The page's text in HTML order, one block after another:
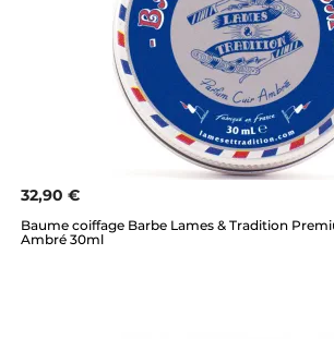
32,90 €
Baume coiffage Barbe Lames & Tradition
Ambré 30ml